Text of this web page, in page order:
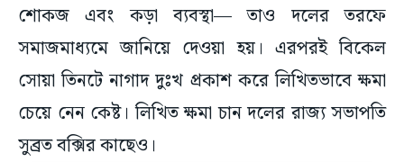
শোকজ এবং কড়া ব্যবস্থা— তাও দলের তরফে
সমাজমাধ্যমে জানিয়ে দেওয়া হয়। এরপরই বিকেল
সোয়া তিনটে নাগাদ দুঃখ প্রকাশ করে লিখিতভাবে ক্ষমা
চেয়ে নেন কেষ্ট। লিখিত ক্ষমা চান দলের রাজ্য সভাপতি
সুব্রত বক্সির কাছেও।